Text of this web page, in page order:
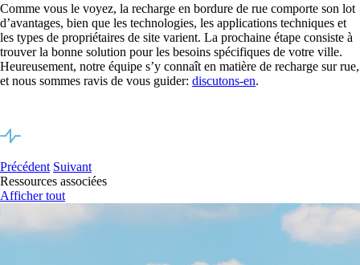
Comme vous le voyez, la recharge en bordure de rue comporte son lot
d’avantages, bien que les technologies, les applications techniques et
les types de propriétaires de site varient. La prochaine étape consiste à
trouver la bonne solution pour les besoins spécifiques de votre ville.
Heureusement, notre équipe s’y connaît en matière de recharge sur rue,
et nous sommes ravis de vous guider: discutons-en.
Précédent Suivant
Ressources associées
Afficher tout